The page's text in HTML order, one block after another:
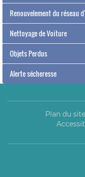
Renouvelement du réseau
Nettoyage de Voiture
Objets Perdus
Alerte sécheresse
Plan du site